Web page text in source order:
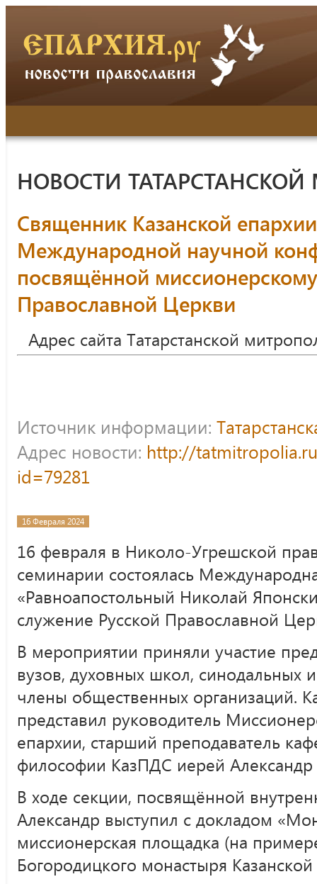
НОВОСТИ
Священник Казанской
Международной научной
посвящённой
Православной Церкви
Адрес сайта Татарстанской
Источник информации:
Адрес новости: http://
id=79281
16 Февраля 2024
16 февраля в Николо-Угрешской
семинарии состоялась
«Равноапостольный Николай
служение Русской Православной
В мероприятии приняли участие
вузов, духовных школ, синодальных
члены общественных организаций.
представил руководитель
епархии, старший преподаватель
философии КазПДС иерей
В ходе секции, посвящённой
Александр выступил с докладом
миссионерская площадка (на
Богородицкого монастыря